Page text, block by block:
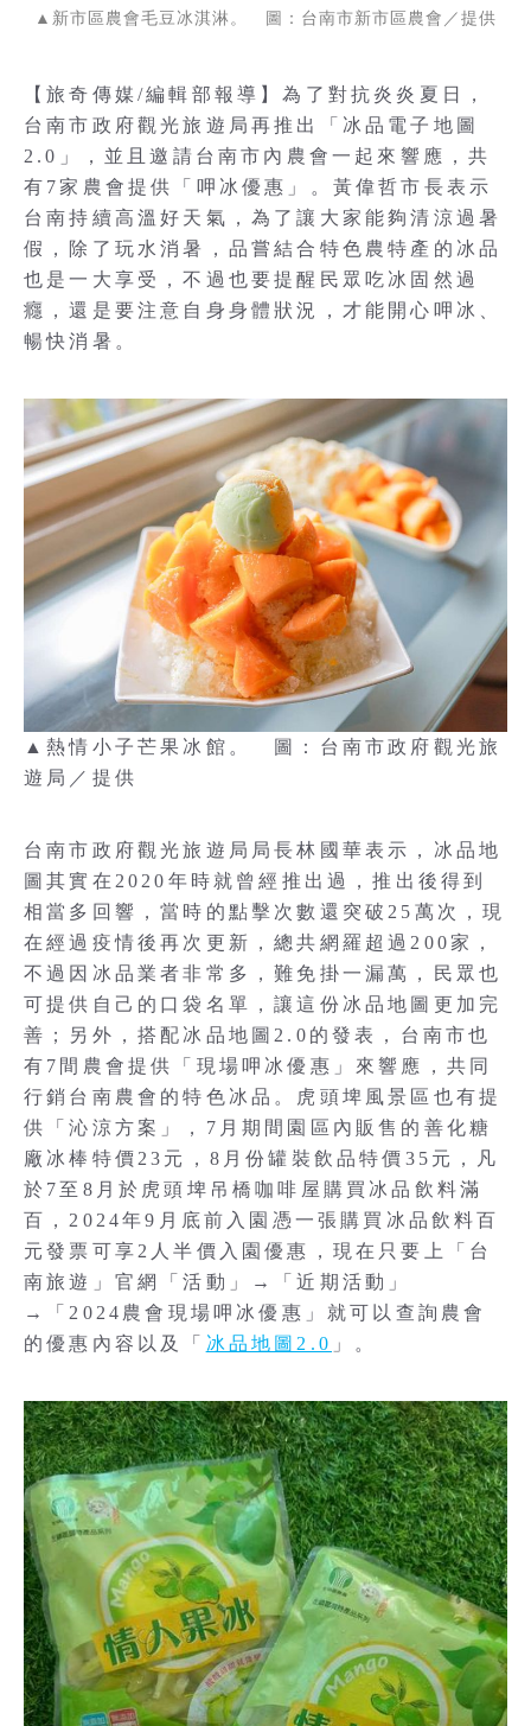
▲新市區農會毛豆冰淇淋。 圖：台南市新市區農會／提供
【旅奇傳媒/編輯部報導】為了對抗炎炎夏日，
台南市政府觀光旅遊局再推出「冰品電子地圖
2.0」，並且邀請台南市內農會一起來響應，共
有7家農會提供「呷冰優惠」。黃偉哲市長表示
台南持續高溫好天氣，為了讓大家能夠清涼過暑
假，除了玩水消暑，品嘗結合特色農特產的冰品
也是一大享受，不過也要提醒民眾吃冰固然過
癮，還是要注意自身身體狀況，才能開心呷冰、
暢快消暑。
▲熱情小子芒果冰館。 圖：台南市政府觀光旅
遊局／提供
台南市政府觀光旅遊局局長林國華表示，冰品地
圖其實在2020年時就曾經推出過，推出後得到
相當多回響，當時的點擊次數還突破25萬次，現
在經過疫情後再次更新，總共網羅超過200家，
不過因冰品業者非常多，難免掛一漏萬，民眾也
可提供自己的口袋名單，讓這份冰品地圖更加完
善；另外，搭配冰品地圖2.0的發表，台南市也
有7間農會提供「現場呷冰優惠」來響應，共同
行銷台南農會的特色冰品。虎頭埤風景區也有提
供「沁涼方案」，7月期間園區內販售的善化糖
廠冰棒特價23元，8月份罐裝飲品特價35元，凡
於7至8月於虎頭埤吊橋咖啡屋購買冰品飲料滿
百，2024年9月底前入園憑一張購買冰品飲料百
元發票可享2人半價入園優惠，現在只要上「台
南旅遊」官網「活動」→「近期活動」
→「2024農會現場呷冰優惠」就可以查詢農會
的優惠內容以及「 冰品地圖2.0 」。